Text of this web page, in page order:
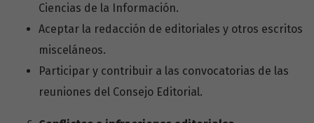
Ciencias de la Información.
Aceptar la redacción de editoriales y otros escritos
misceláneos.
Participar y contribuir a las convocatorias de las
reuniones del Consejo Editorial.